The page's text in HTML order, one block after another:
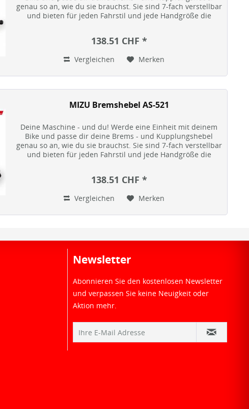
genau so an, wie du sie brauchst. Sie sind 7-fach verstellbar
und bieten für jeden Fahrstil und jede Handgröße die
138.51 CHF *
Vergleichen Merken
MIZU Bremshebel AS-521
Deine Maschine - und du! Werde eine Einheit mit deinem
Bike und passe dir deine Brems - und Kupplungshebel
genau so an, wie du sie brauchst. Sie sind 7-fach verstellbar
und bieten für jeden Fahrstil und jede Handgröße die
138.51 CHF *
Vergleichen Merken
Newsletter
Abonnieren Sie den kostenlosen Newsletter
und verpassen Sie keine Neuigkeit oder
Aktion mehr.